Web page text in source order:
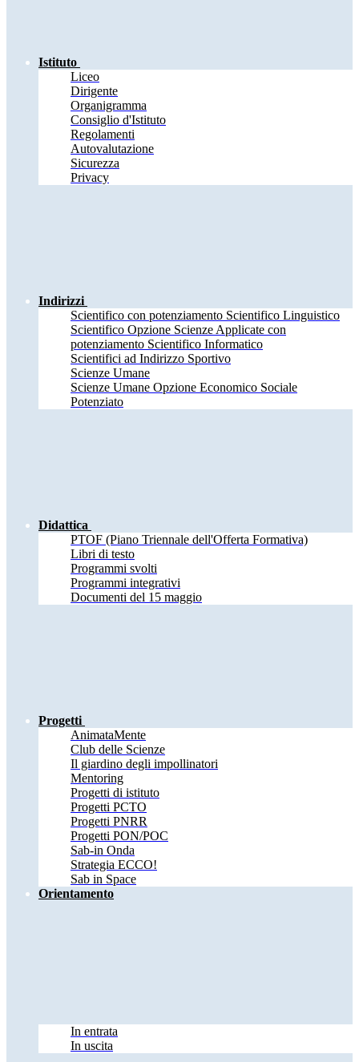
Istituto
Liceo
Dirigente
Organigramma
Consiglio d'Istituto
Regolamenti
Autovalutazione
Sicurezza
Privacy
Indirizzi
Scientifico con potenziamento Scientifico Linguistico
Scientifico Opzione Scienze Applicate con
potenziamento Scientifico Informatico
Scientifici ad Indirizzo Sportivo
Scienze Umane
Scienze Umane Opzione Economico Sociale
Potenziato
Didattica
PTOF (Piano Triennale dell'Offerta Formativa)
Libri di testo
Programmi svolti
Programmi integrativi
Documenti del 15 maggio
Progetti
AnimataMente
Club delle Scienze
Il giardino degli impollinatori
Mentoring
Progetti di istituto
Progetti PCTO
Progetti PNRR
Progetti PON/POC
Sab-in Onda
Strategia ECCO!
Sab in Space
Orientamento
In entrata
In uscita